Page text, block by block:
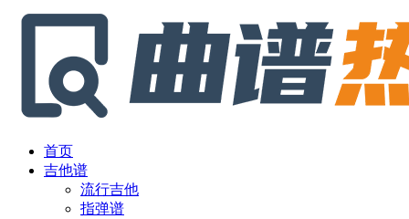
首页
吉他谱
流行吉他
指弹谱